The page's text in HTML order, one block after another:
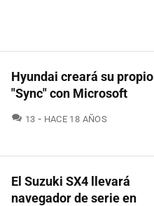
Hyundai creará su propio
"Sync" con Microsoft
13 COMENTARIOS
HACE 18 AÑOS
El Suzuki SX4 llevará
navegador de serie en